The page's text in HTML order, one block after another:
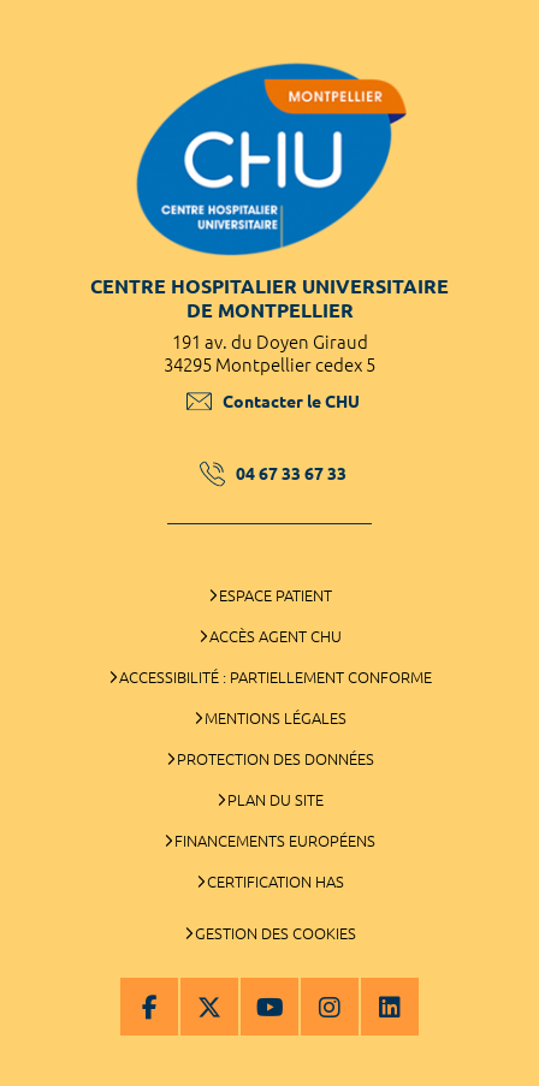
CENTRE HOSPITALIER UNIVERSITAIRE
DE MONTPELLIER
191 av. du Doyen Giraud
34295 Montpellier cedex 5
Contacter le CHU
04 67 33 67 33
ESPACE PATIENT
ACCÈS AGENT CHU
ACCESSIBILITÉ : PARTIELLEMENT CONFORME
MENTIONS LÉGALES
PROTECTION DES DONNÉES
PLAN DU SITE
FINANCEMENTS EUROPÉENS
CERTIFICATION HAS
GESTION DES COOKIES